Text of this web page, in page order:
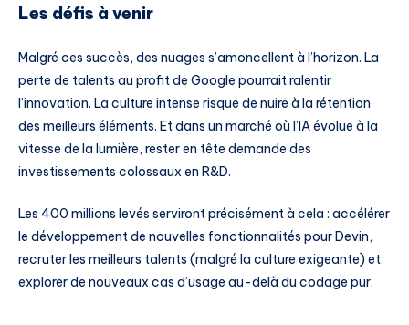
Les défis à venir
Malgré ces succès, des nuages s’amoncellent à l’horizon. La
perte de talents au profit de Google pourrait ralentir
l’innovation. La culture intense risque de nuire à la rétention
des meilleurs éléments. Et dans un marché où l’IA évolue à la
vitesse de la lumière, rester en tête demande des
investissements colossaux en R&D.
Les 400 millions levés serviront précisément à cela : accélérer
le développement de nouvelles fonctionnalités pour Devin,
recruter les meilleurs talents (malgré la culture exigeante) et
explorer de nouveaux cas d’usage au-delà du codage pur.